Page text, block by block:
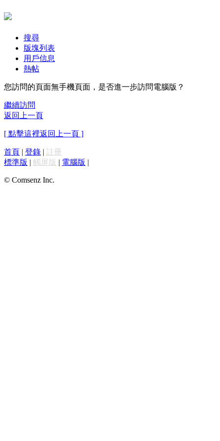
搜尋
版塊列表
用戶信息
熱帖
您訪問的頁面無手機頁面，是否進一步訪問電腦版？
繼續訪問
返回上一頁
[ 點擊這裡返回上一頁 ]
首頁 | 登錄 | 註冊
標準版 | 觸屏版 | 電腦版 |
© Comsenz Inc.